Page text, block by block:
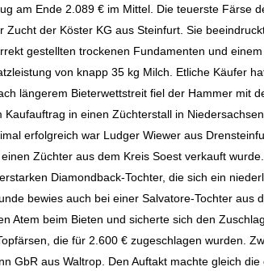
am Ende 2.089 € im Mittel. Die teuerste Färse
Zucht der Köster KG aus Steinfurt. Sie
gestellten trockenen Fundamenten und
von knapp 35 kg Milch. Etliche Käufer
längerem Bieterwettstreit fiel der Hammer mit
in einen Züchterstall in
erfolgreich war Ludger Wiewer aus
Züchter aus dem Kreis Soest verkauft
Diamondback-Tochter, die sich ein
bewies auch bei einer Salvatore-Tochter aus
Atem beim Bieten und sicherte sich den
die für 2.600 € zugeschlagen wurden.
GbR aus Waltrop. Den Auftakt machte gleich